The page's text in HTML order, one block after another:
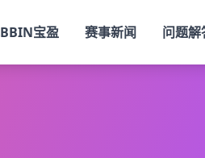
BBIN宝盈 赛事新闻 问题解